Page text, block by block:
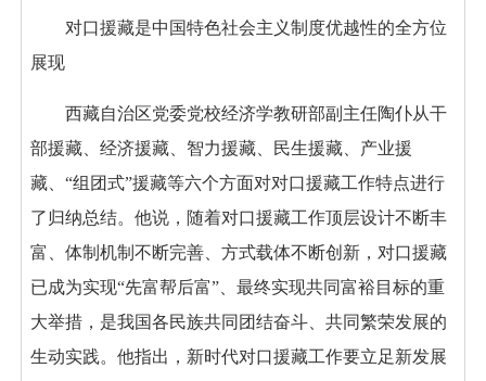
对口援藏是中国特色社会主义制度优越性的全方位
展现
西藏自治区党委党校经济学教研部副主任陶仆从干
部援藏、经济援藏、智力援藏、民生援藏、产业援
藏、“组团式”援藏等六个方面对对口援藏工作特点进行
了归纳总结。他说，随着对口援藏工作顶层设计不断丰
富、体制机制不断完善、方式载体不断创新，对口援藏
已成为实现“先富帮后富”、最终实现共同富裕目标的重
大举措，是我国各民族共同团结奋斗、共同繁荣发展的
生动实践。他指出，新时代对口援藏工作要立足新发展